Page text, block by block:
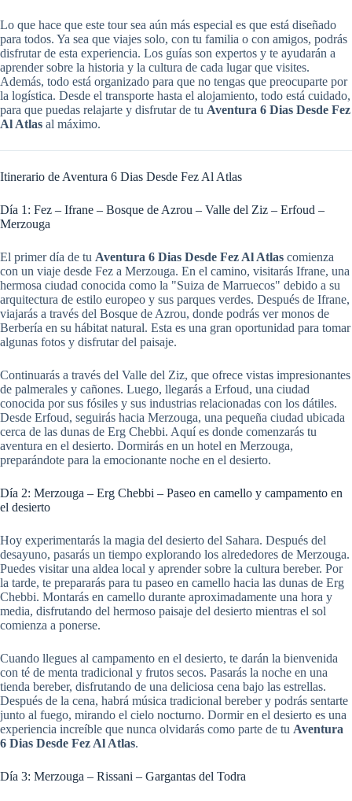
Lo que hace que este tour sea aún más especial es que está diseñado
para todos. Ya sea que viajes solo, con tu familia o con amigos, podrás
disfrutar de esta experiencia. Los guías son expertos y te ayudarán a
aprender sobre la historia y la cultura de cada lugar que visites.
Además, todo está organizado para que no tengas que preocuparte por
la logística. Desde el transporte hasta el alojamiento, todo está cuidado,
para que puedas relajarte y disfrutar de tu Aventura 6 Dias Desde Fez
Al Atlas al máximo.
Itinerario de Aventura 6 Dias Desde Fez Al Atlas
Día 1: Fez – Ifrane – Bosque de Azrou – Valle del Ziz – Erfoud –
Merzouga
El primer día de tu Aventura 6 Dias Desde Fez Al Atlas comienza
con un viaje desde Fez a Merzouga. En el camino, visitarás Ifrane, una
hermosa ciudad conocida como la "Suiza de Marruecos" debido a su
arquitectura de estilo europeo y sus parques verdes. Después de Ifrane,
viajarás a través del Bosque de Azrou, donde podrás ver monos de
Berbería en su hábitat natural. Esta es una gran oportunidad para tomar
algunas fotos y disfrutar del paisaje.
Continuarás a través del Valle del Ziz, que ofrece vistas impresionantes
de palmerales y cañones. Luego, llegarás a Erfoud, una ciudad
conocida por sus fósiles y sus industrias relacionadas con los dátiles.
Desde Erfoud, seguirás hacia Merzouga, una pequeña ciudad ubicada
cerca de las dunas de Erg Chebbi. Aquí es donde comenzarás tu
aventura en el desierto. Dormirás en un hotel en Merzouga,
preparándote para la emocionante noche en el desierto.
Día 2: Merzouga – Erg Chebbi – Paseo en camello y campamento en
el desierto
Hoy experimentarás la magia del desierto del Sahara. Después del
desayuno, pasarás un tiempo explorando los alrededores de Merzouga.
Puedes visitar una aldea local y aprender sobre la cultura bereber. Por
la tarde, te prepararás para tu paseo en camello hacia las dunas de Erg
Chebbi. Montarás en camello durante aproximadamente una hora y
media, disfrutando del hermoso paisaje del desierto mientras el sol
comienza a ponerse.
Cuando llegues al campamento en el desierto, te darán la bienvenida
con té de menta tradicional y frutos secos. Pasarás la noche en una
tienda bereber, disfrutando de una deliciosa cena bajo las estrellas.
Después de la cena, habrá música tradicional bereber y podrás sentarte
junto al fuego, mirando el cielo nocturno. Dormir en el desierto es una
experiencia increíble que nunca olvidarás como parte de tu Aventura
6 Dias Desde Fez Al Atlas.
Día 3: Merzouga – Rissani – Gargantas del Todra